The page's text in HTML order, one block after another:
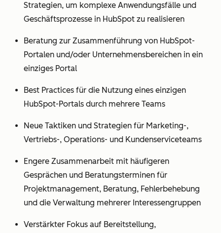
Strategien, um komplexe Anwendungsfälle und
Geschäftsprozesse in HubSpot zu realisieren
Beratung zur Zusammenführung von HubSpot-
Portalen und/oder Unternehmensbereichen in ein
einziges Portal
Best Practices für die Nutzung eines einzigen
HubSpot-Portals durch mehrere Teams
Neue Taktiken und Strategien für Marketing-,
Vertriebs-, Operations- und Kundenserviceteams
Engere Zusammenarbeit mit häufigeren
Gesprächen und Beratungsterminen für
Projektmanagement, Beratung, Fehlerbehebung
und die Verwaltung mehrerer Interessengruppen
Verstärkter Fokus auf Bereitstellung,